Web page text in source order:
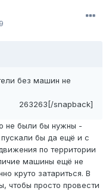
без машин не
263263[/snapback]
не были бы нужны -
бы да ещё и с
по территории
машины ещё не
круто затариться. В
чтобы просто провести